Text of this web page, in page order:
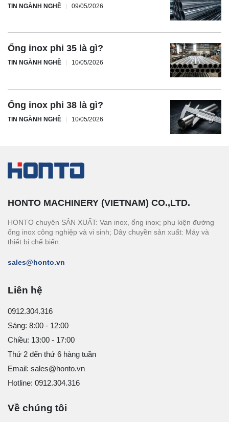
TIN NGÀNH NGHỀ 09/05/2026
Ống inox phi 35 là gì?
TIN NGÀNH NGHỀ 10/05/2026
Ống inox phi 38 là gì?
TIN NGÀNH NGHỀ 10/05/2026
HONTO MACHINERY (VIETNAM) CO.,LTD.
HONTO chuyên SẢN XUẤT: Van inox, ống inox; phụ kiện đường
ống inox công nghiệp và vi sinh; Dây chuyền sản xuất: Máy và
thiết bị chế biến.
sales@honto.vn
Liên hệ
0912.304.316
Sáng: 8:00 - 12:00
Chiều: 13:00 - 17:00
Thứ 2 đến thứ 6 hàng tuần
Email: sales@honto.vn
Hotline: 0912.304.316
Về chúng tôi